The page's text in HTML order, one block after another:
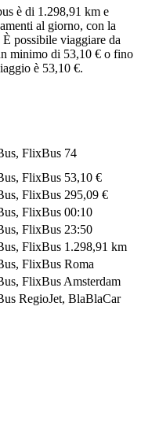
è di 1.298,91 km e
al giorno, con la
possibile viaggiare da
minimo di 53,10 € o fino
è 53,10 €.
FlixBus 74
FlixBus 53,10 €
FlixBus 295,09 €
FlixBus 00:10
FlixBus 23:50
FlixBus 1.298,91 km
FlixBus Roma
FlixBus Amsterdam
RegioJet, BlaBlaCar